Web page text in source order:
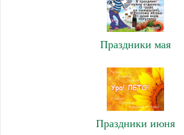
Праздники мая
Праздники июня